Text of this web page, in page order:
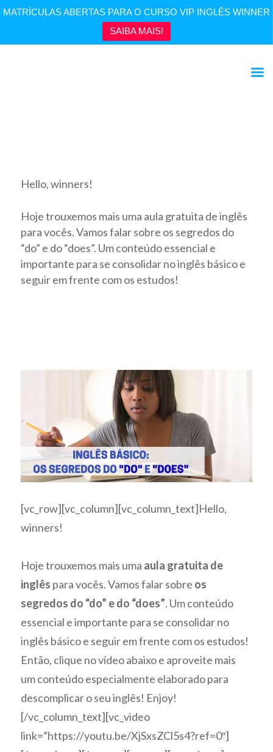
MATRÍCULAS ABERTAS PARA O CURSO VIP INGLÊS WINNER
SAIBA MAIS!
Hello, winners!
Hoje trouxemos mais uma aula gratuita de inglês
para vocês. Vamos falar sobre os segredos do
“do” e do “does”. Um conteúdo essencial e
importante para se consolidar no inglês básico e
seguir em frente com os estudos!
[vc_row][vc_column][vc_column_text]Hello,
winners!
Hoje trouxemos mais uma aula gratuita de
inglês para vocês. Vamos falar sobre os
segredos do “do” e do “does”. Um conteúdo
essencial e importante para se consolidar no
inglês básico e seguir em frente com os estudos!
Então, clique no vídeo abaixo e aproveite mais
um conteúdo especialmente elaborado para
descomplicar o seu inglês! Enjoy!
[/vc_column_text][vc_video
link=”https://youtu.be/XjSxsZCl5s4?ref=0″]